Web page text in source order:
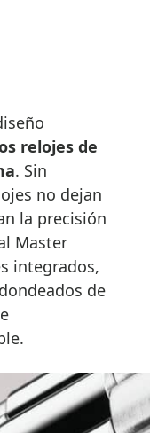
relojes de
. Sin
no dejan
la precisión
Master
integrados,
de